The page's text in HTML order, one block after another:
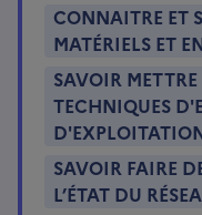
CONNAITRE ET
MATÉRIELS ET
SAVOIR
TECHNIQUES
SAVOIR FAIRE
L’ÉTAT DU